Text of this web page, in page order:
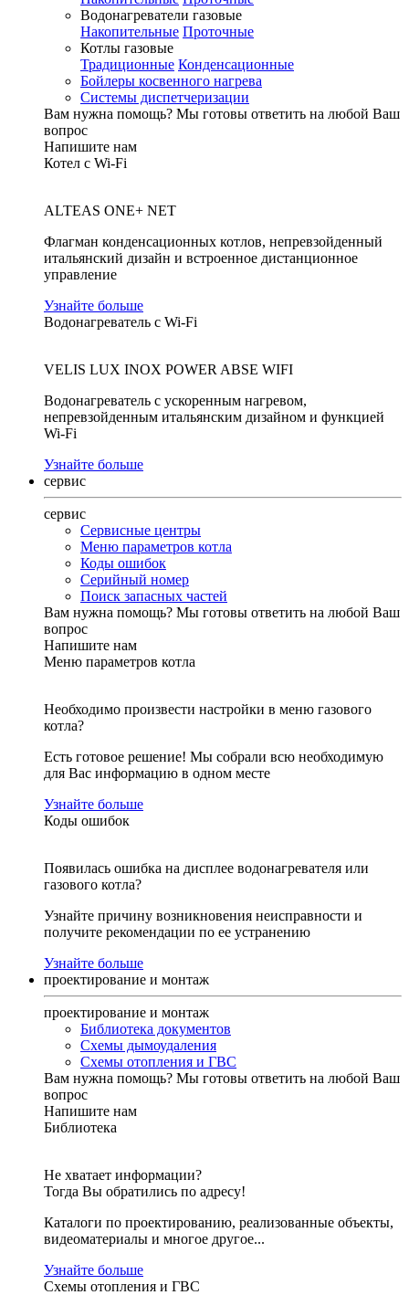
Водонагреватели газовые
Накопительные Проточные
Котлы газовые
Традиционные Конденсационные
Бойлеры косвенного нагрева
Системы диспетчеризации
Вам нужна помощь? Мы готовы ответить на любой Ваш
вопрос
Напишите нам
Котел с Wi-Fi
ALTEAS ONE+ NET
Флагман конденсационных котлов, непревзойденный
итальянский дизайн и встроенное дистанционное
управление
Узнайте больше
Водонагреватель с Wi-Fi
VELIS LUX INOX POWER ABSE WIFI
Водонагреватель с ускоренным нагревом,
непревзойденным итальянским дизайном и функцией
Wi-Fi
Узнайте больше
сервис
сервис
Сервисные центры
Меню параметров котла
Коды ошибок
Серийный номер
Поиск запасных частей
Вам нужна помощь? Мы готовы ответить на любой Ваш
вопрос
Напишите нам
Меню параметров котла
Необходимо произвести настройки в меню газового
котла?
Есть готовое решение! Мы собрали всю необходимую
для Вас информацию в одном месте
Узнайте больше
Коды ошибок
Появилась ошибка на дисплее водонагревателя или
газового котла?
Узнайте причину возникновения неисправности и
получите рекомендации по ее устранению
Узнайте больше
проектирование и монтаж
проектирование и монтаж
Библиотека документов
Схемы дымоудаления
Схемы отопления и ГВС
Вам нужна помощь? Мы готовы ответить на любой Ваш
вопрос
Напишите нам
Библиотека
Не хватает информации?
Тогда Вы обратились по адресу!
Каталоги по проектированию, реализованные объекты,
видеоматериалы и многое другое...
Узнайте больше
Схемы отопления и ГВС